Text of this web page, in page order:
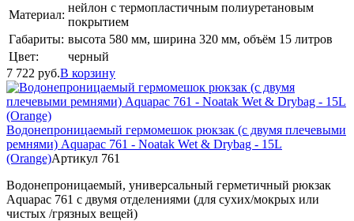
Материал:
нейлон с термопластичным полиуретановым
покрытием
Габариты: высота 580 мм, ширина 320 мм, объём 15 литров
Цвет:
черный
7 722 руб.В корзину
Водонепроницаемый гермомешок рюкзак (с двумя плечевыми
ремнями) Aquapac 761 - Noatak Wet & Drybag - 15L
(Orange)Артикул 761
Водонепроницаемый, универсальный герметичный рюкзак
Aquapac 761 с двумя отделениями (для сухих/мокрых или
чистых /грязных вещей)